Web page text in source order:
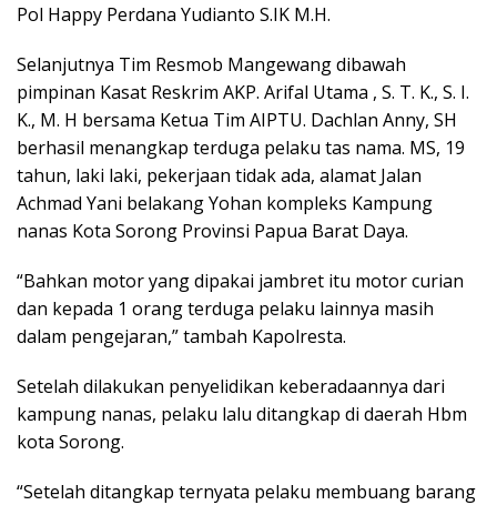
Pol Happy Perdana Yudianto S.IK M.H.
Selanjutnya Tim Resmob Mangewang dibawah
pimpinan Kasat Reskrim AKP. Arifal Utama , S. T. K., S. I.
K., M. H bersama Ketua Tim AIPTU. Dachlan Anny, SH
berhasil menangkap terduga pelaku tas nama. MS, 19
tahun, laki laki, pekerjaan tidak ada, alamat Jalan
Achmad Yani belakang Yohan kompleks Kampung
nanas Kota Sorong Provinsi Papua Barat Daya.
“Bahkan motor yang dipakai jambret itu motor curian
dan kepada 1 orang terduga pelaku lainnya masih
dalam pengejaran,” tambah Kapolresta.
Setelah dilakukan penyelidikan keberadaannya dari
kampung nanas, pelaku lalu ditangkap di daerah Hbm
kota Sorong.
“Setelah ditangkap ternyata pelaku membuang barang